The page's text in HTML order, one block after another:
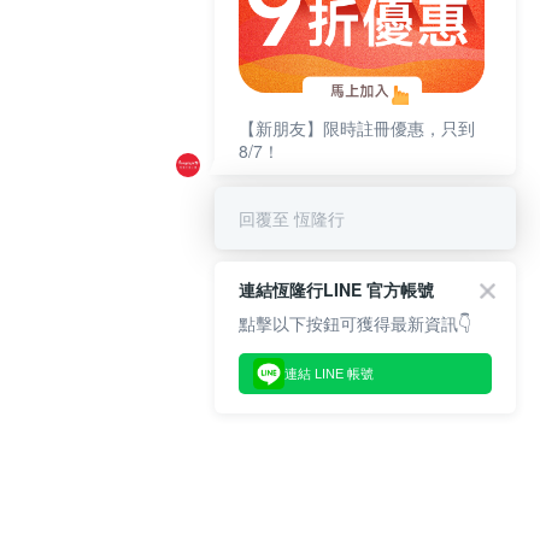
【新朋友】限時註冊優惠，只到
8/7！
回覆至 恆隆行
連結恆隆行LINE 官方帳號
點擊以下按鈕可獲得最新資訊👇
連結 LINE 帳號